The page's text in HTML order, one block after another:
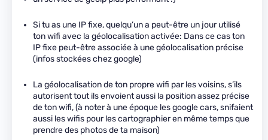
Si tu as une IP fixe, quelqu’un a peut-être un jour utilisé
ton wifi avec la géolocalisation activée: Dans ce cas ton
IP fixe peut-être associée à une géolocalisation précise
(infos stockées chez google)
La géolocalisation de ton propre wifi par les voisins, s’ils
autorisent tout ils envoient aussi la position assez précise
de ton wifi, (à noter à une époque les google cars, snifaient
aussi les wifis pour les cartographier en même temps que
prendre des photos de ta maison)